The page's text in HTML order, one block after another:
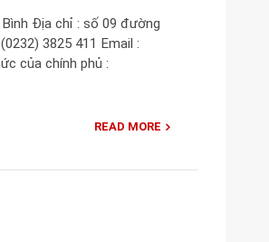
Địa chỉ : số 09 đường
3825 411 Email :
của chính phủ :
READ MORE